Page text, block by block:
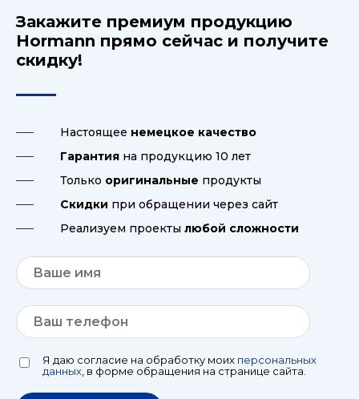
Закажите премиум продукцию
Hormann прямо сейчас и получите
скидку!
Настоящее немецкое качество
Гарантия на продукцию 10 лет
Только оригинальные продукты
Скидки при обращении через сайт
Реализуем проекты любой сложности
Я даю согласие на обработку моих персональных
данных, в форме обращения на странице сайта.